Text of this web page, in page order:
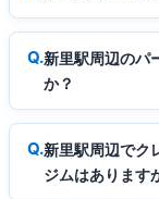
新里駅周辺のパ
か？
新里駅周辺でク
ジムはあります